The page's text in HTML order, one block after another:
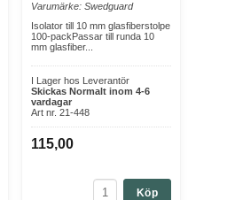
Varumärke: Swedguard
Isolator till 10 mm glasfiberstolpe
100-packPassar till runda 10
mm glasfiber...
I Lager hos Leverantör
Skickas Normalt inom 4-6
vardagar
Art nr. 21-448
115,00
Köp